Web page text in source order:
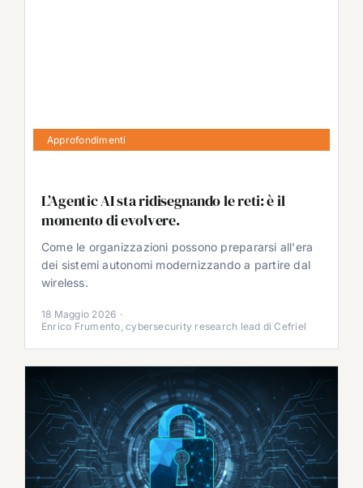
Approfondimenti
L’Agentic AI sta ridisegnando le reti: è il
momento di evolvere.
Come le organizzazioni possono prepararsi all'era
dei sistemi autonomi modernizzando a partire dal
wireless.
18 Maggio 2026 ·
Enrico Frumento, cybersecurity research lead di Cefriel